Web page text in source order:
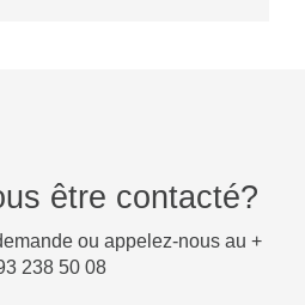
être contacté?
ou appelez-nous au +
238 50 08